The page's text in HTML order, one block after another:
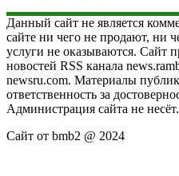
Данный сайт не является
сайте ни чего не продают, ни
услуги не оказываются. Сайт
новостей RSS канала
newsru.com. Материалы
ответственность за
Администрация сайта не несёт.
Сайт от bmb2 @ 2024